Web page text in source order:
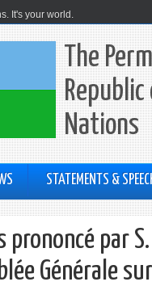
It's your world.
The
Nations
STATEMENTS &
prononcé par
Générale